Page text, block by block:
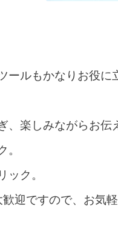
ルもかなりお役に
、 楽しみながらお伝
。
ック。
迎ですので、お気